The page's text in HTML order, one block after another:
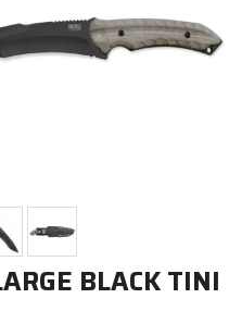
BLACK TINI